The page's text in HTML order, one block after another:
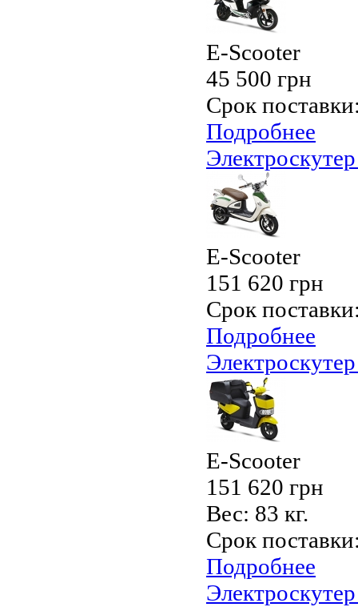
E-Scooter
45 500 грн
Срок
Подробнее
E-Scooter
151 620 грн
Срок
Подробнее
E-Scooter
151 620 грн
Вес: 83 кг.
Срок
Подробнее